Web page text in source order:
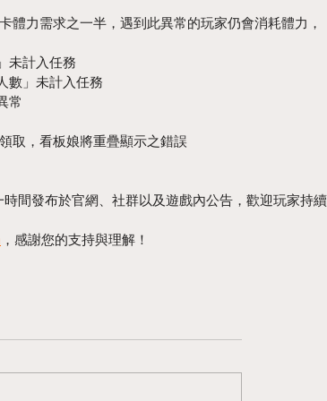
體力需求之一半，遇到此異常的玩家仍會消耗體力，
未計入任務
數」未計入任務
常
取，看板娘將重疊顯示之錯誤
間發布於官網、社群以及遊戲內公告，歡迎玩家持續
，感謝您的支持與理解！